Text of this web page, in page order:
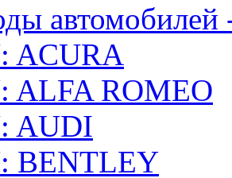
автомобилей
ACURA
ALFA ROMEO
AUDI
BENTLEY